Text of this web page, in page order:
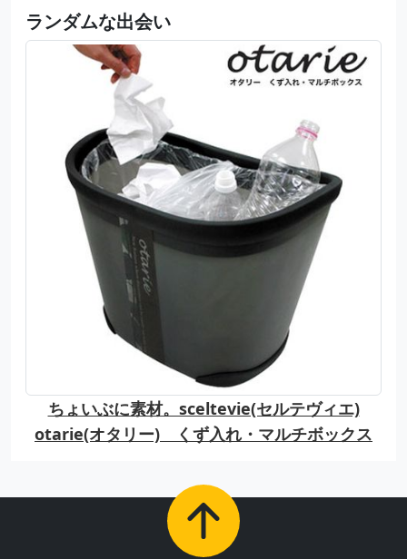
ランダムな出会い
ちょいぶに素材。sceltevie(セルテヴィエ)
otarie(オタリー) くず入れ・マルチボックス